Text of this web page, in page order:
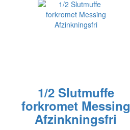
1/2 Slutmuffe
forkromet Messing
Afzinkningsfri